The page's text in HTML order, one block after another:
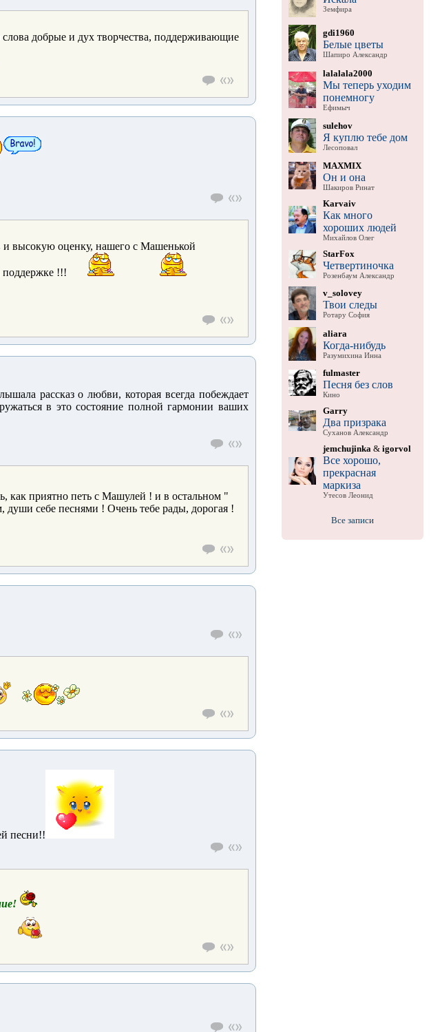
добрые и дух творчества, поддерживающие
и высокую оценку, нашего с Машенькой
поддержке !!!
рассказ о любви, которая всегда побеждает
в это состояние полной гармонии ваших
как приятно петь с Машулей ! и в остальном "
души себе песнями ! Очень тебе рады, дорогая !
песни!!
Земфира
gdi1960
Белые цветы
Шапиро Александр
lalalala2000
Мы теперь уходим
понемногу
Ефимыч
sulehov
Я куплю тебе дом
Лесоповал
MAXMIX
Он и она
Шакиров Ринат
Karvaiv
Как много
хороших людей
Михайлов Олег
StarFox
Четвертиночка
Розенбаум Александр
v_solovey
Твои следы
Ротару София
aliara
Когда-нибудь
Разумихина Инна
fulmaster
Песня без слов
Кино
Garry
Два призрака
Суханов Александр
jemchujinka & igorvol
Все хорошо,
прекрасная
маркиза
Утесов Леонид
Все записи